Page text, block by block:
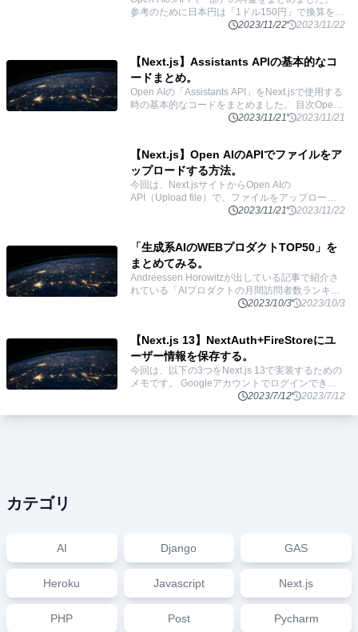
参考のために日本円は「1ドル150円」で換算をし
2023/11/22 2023/11/22
【Next.js】Assistants APIの基本的なコ
ードまとめ。
Open AIの「Assistants API」をNext.jsで使用する
時の基本的なコードをまとめました。 目次Open
AIのAPIセットアップ基本の使い方Threads: スレ
2023/11/21 2023/11/21
【Next.js】Open AIのAPIでファイルをア
ップロードする方法。
今回は、Next.jsサイトからOpen AIの
API（Upload file）で、ファイルをアップロード
する方法を実装するのに時間がかかったのでその
2023/11/21 2023/11/22
「生成系AIのWEBプロダクトTOP50」を
まとめてみる。
Andreessen Horowitzが出している記事で紹介さ
れている「AIプロダクトの月間訪問者数ランキン
グTOP50」のサービスをまとめました。 目次
2023/10/3 2023/10/3
【Next.js 13】NextAuth+FireStoreにユ
ーザー情報を保存する。
今回は、以下の3つをNext.js 13で実装するための
メモです。 Googleアカウントでログインできる
アカウント、セッション情報をFirestoreに保存す
2023/7/12 2023/7/12
カテゴリ
AI Django GAS
Heroku Javascript Next.js
PHP Post Pycharm